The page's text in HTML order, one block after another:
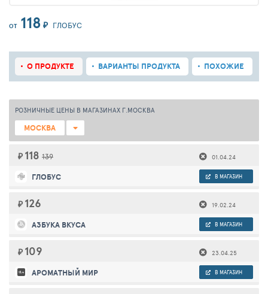
ОТ 118 ₽ ГЛОБУС
О ПРОДУКТЕ ВАРИАНТЫ ПРОДУКТА ПОХОЖИЕ
РОЗНИЧНЫЕ ЦЕНЫ В МАГАЗИНАХ Г.МОСКВА
МОСКВА
₽ 118 139 01.04.24
ГЛОБУС В МАГАЗИН
₽ 126 19.02.24
АЗБУКА ВКУСА В МАГАЗИН
₽ 109 23.04.25
АРОМАТНЫЙ МИР В МАГАЗИН